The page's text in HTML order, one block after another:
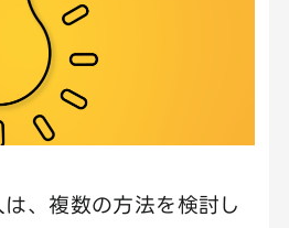
、複数の方法を検討し